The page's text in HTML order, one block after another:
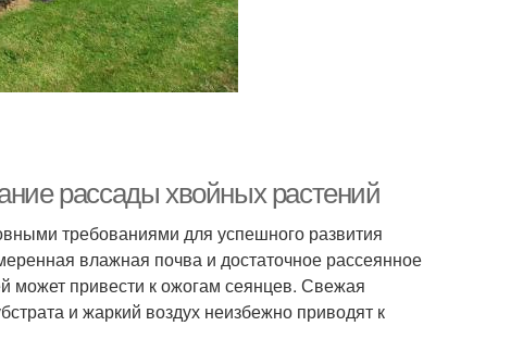
рассады хвойных растений
требованиями для успешного развития
влажная почва и достаточное рассеянное
может привести к ожогам сеянцев. Свежая
и жаркий воздух неизбежно приводят к